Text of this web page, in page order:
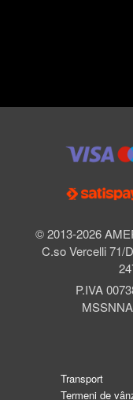
© 2013-2026
C.so Vercelli 71/
P.IVA
Transport
Termeni de